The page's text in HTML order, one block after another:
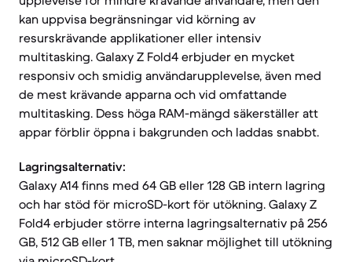
kan uppvisa begränsningar vid körning av
resurskrävande applikationer eller intensiv
multitasking. Galaxy Z Fold4 erbjuder en mycket
responsiv och smidig användarupplevelse, även med
de mest krävande apparna och vid omfattande
multitasking. Dess höga RAM-mängd säkerställer att
appar förblir öppna i bakgrunden och laddas snabbt.
Lagringsalternativ:
Galaxy A14 finns med 64 GB eller 128 GB intern lagring
och har stöd för microSD-kort för utökning. Galaxy Z
Fold4 erbjuder större interna lagringsalternativ på 256
GB, 512 GB eller 1 TB, men saknar möjlighet till utökning